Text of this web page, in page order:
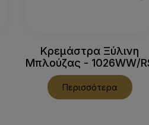
Κρεμάστρα Ξύλινη
Μπλούζας - 1026WW/
Περισσότερα